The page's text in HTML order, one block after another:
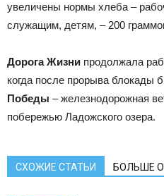
увеличены нормы хлеба –
служащим, детям, – 200
Дорога Жизни продолжала
когда после прорыва блокады
Победы – железнодорожная
побережью Ладожского озера.
СХОЖИЕ СТАТЬИ БОЛЬШЕ